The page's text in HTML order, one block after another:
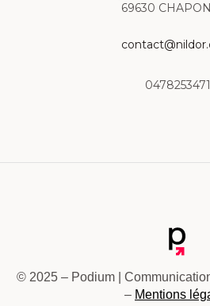
69630
0478253471
© 2025 – Podium |
– Mentions